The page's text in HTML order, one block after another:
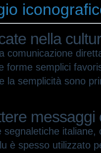
nella
forme semplici
semplicità sono
messaggi
è spesso utilizzato